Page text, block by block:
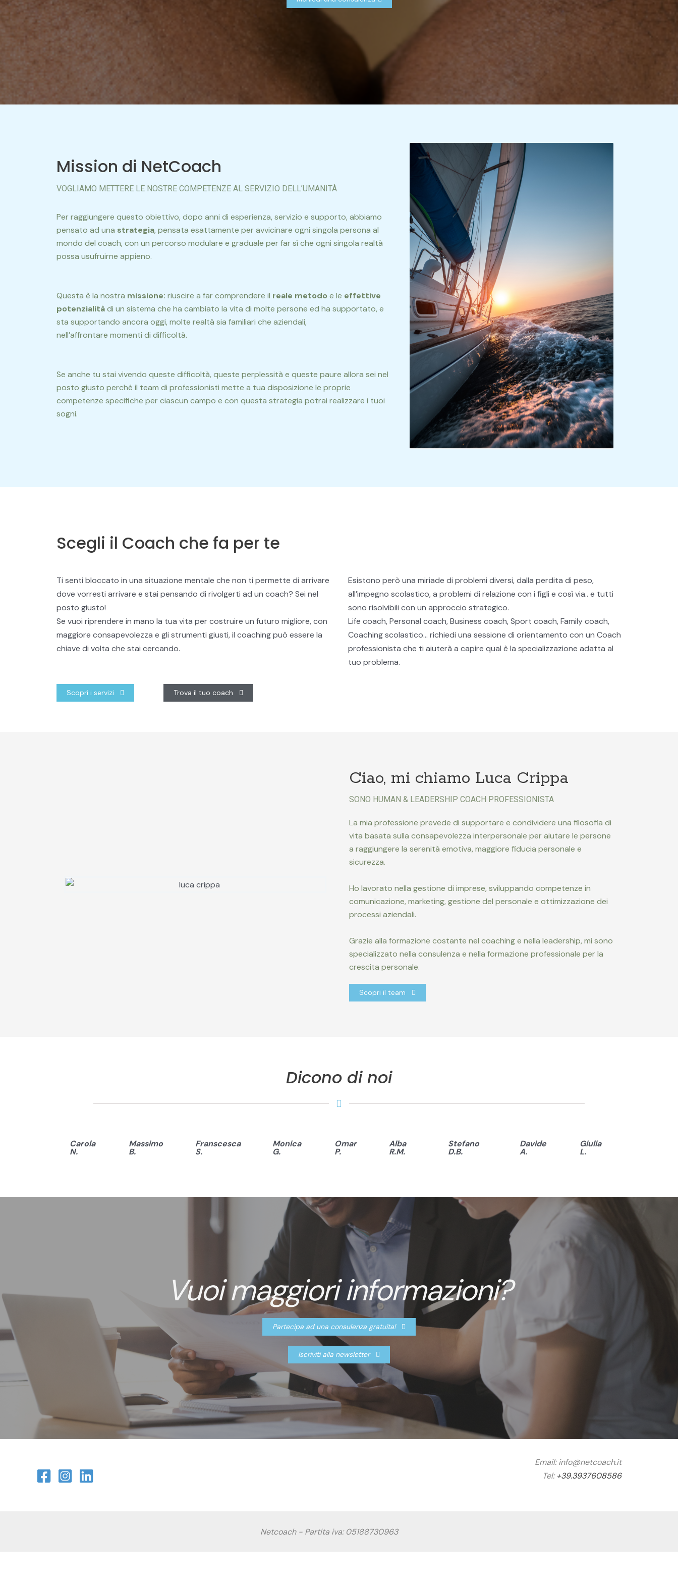
Mission di NetCoach
VOGLIAMO METTERE LE NOSTRE COMPETENZE AL SERVIZIO DELL’UMANITÀ
Per raggiungere questo obiettivo, dopo anni di esperienza, servizio e supporto, abbiamo
pensato ad una strategia, pensata esattamente per avvicinare ogni singola persona al
mondo del coach, con un percorso modulare e graduale per far sì che ogni singola realtà
possa usufruirne appieno.
Questa è la nostra missione: riuscire a far comprendere il reale metodo e le effettive
potenzialitàdi un sistema che ha cambiato la vita di molte persone ed ha supportato, e
sta supportando ancora oggi, molte realtà sia familiari che aziendali,
nell’affrontare momenti di difficoltà.
Se anche tu stai vivendo queste difficoltà, queste perplessità e queste paure allora sei nel
posto giusto perché il team di professionisti mette a tua disposizione le proprie
competenze specifiche per ciascun campo e con questa strategia potrai realizzare i tuoi
sogni.
Scegli il Coach che fa per te
Ti senti bloccato in una situazione mentale che non ti permette di arrivare
dove vorresti arrivare e stai pensando di rivolgerti ad un coach? Sei nel
posto giusto!
Se vuoi riprendere in mano la tua vita per costruire un futuro migliore, con
maggiore consapevolezza e gli strumenti giusti, il coaching può essere la
chiave di volta che stai cercando.
Esistono però una miriade di problemi diversi, dalla perdita di peso,
all’impegno scolastico, a problemi di relazione con i figli e così via.. e tutti
sono risolvibili con un approccio strategico.
Life coach, Personal coach, Business coach, Sport coach, Family coach,
Coaching scolastico… richiedi una sessione di orientamento con un Coach
professionista che ti aiuterà a capire qual è la specializzazione adatta al
tuo problema.
Scopri i servizi Trova il tuo coach
Ciao, mi chiamo Luca Crippa
SONO HUMAN & LEADERSHIP COACH PROFESSIONISTA
La mia professione prevede di supportare e condividere una filosofia di
vita basata sulla consapevolezza interpersonale per aiutare le persone
a raggiungere la serenità emotiva, maggiore fiducia personale e
sicurezza.
Ho lavorato nella gestione di imprese, sviluppando competenze in
comunicazione, marketing, gestione del personale e ottimizzazione dei
processi aziendali.
Grazie alla formazione costante nel coaching e nella leadership, mi sono
specializzato nella consulenza e nella formazione professionale per la
crescita personale.
Scopri il team
Dicono di noi
Carola
N.
Massimo
B.
Franscesca
S.
Monica
G.
Omar
P.
Alba
R.M.
Stefano
D.B.
Davide
A.
Giulia
L.
Vuoi maggiori informazioni?
Partecipa ad una consulenza gratuita!
Iscriviti alla newsletter
Email:info@netcoach.it
Tel:+39.3937608586
Netcoach - Partita iva: 05188730963